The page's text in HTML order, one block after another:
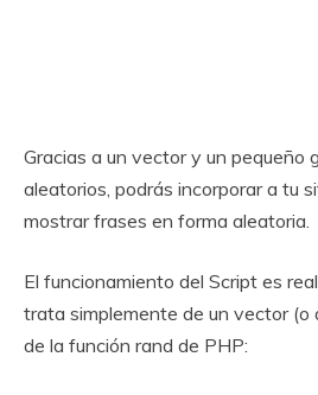
Gracias a un vector y un pequeño
aleatorios, podrás incorporar a tu
mostrar frases en forma aleatoria.
El funcionamiento del Script es
trata simplemente de un vector (o
de la función rand de PHP: